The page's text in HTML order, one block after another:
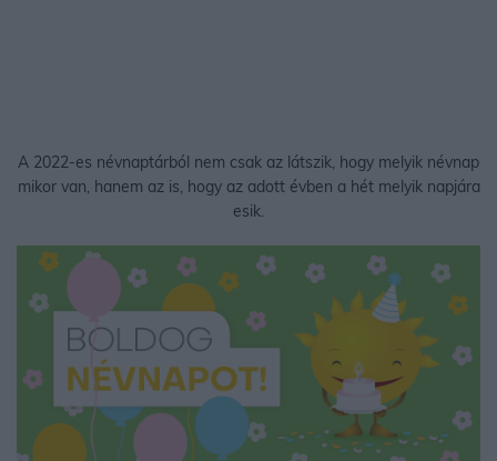
A 2022-es névnaptárból nem csak az látszik, hogy melyik névnap
mikor van, hanem az is, hogy az adott évben a hét melyik napjára
esik.